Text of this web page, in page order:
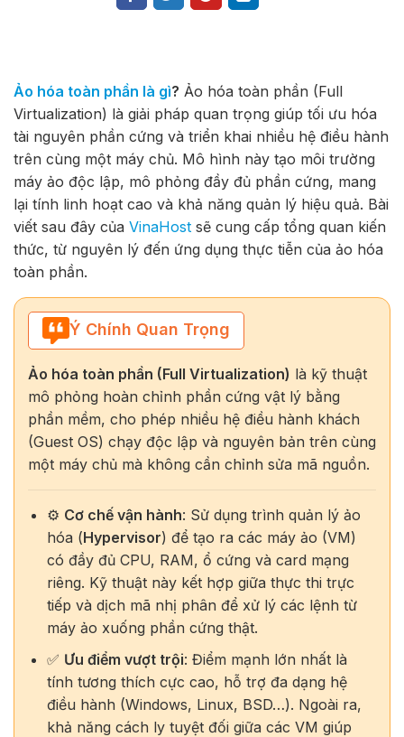
Ảo hóa toàn phần là gì? Ảo hóa toàn phần (Full
Virtualization) là giải pháp quan trọng giúp tối ưu hóa
tài nguyên phần cứng và triển khai nhiều hệ điều hành
trên cùng một máy chủ. Mô hình này tạo môi trường
máy ảo độc lập, mô phỏng đầy đủ phần cứng, mang
lại tính linh hoạt cao và khả năng quản lý hiệu quả. Bài
viết sau đây của VinaHost sẽ cung cấp tổng quan kiến
thức, từ nguyên lý đến ứng dụng thực tiễn của ảo hóa
toàn phần.
Ý Chính Quan Trọng
Ảo hóa toàn phần (Full Virtualization) là kỹ thuật
mô phỏng hoàn chỉnh phần cứng vật lý bằng
phần mềm, cho phép nhiều hệ điều hành khách
(Guest OS) chạy độc lập và nguyên bản trên cùng
một máy chủ mà không cần chỉnh sửa mã nguồn.
⚙️ Cơ chế vận hành: Sử dụng trình quản lý ảo
hóa (Hypervisor) để tạo ra các máy ảo (VM)
có đầy đủ CPU, RAM, ổ cứng và card mạng
riêng. Kỹ thuật này kết hợp giữa thực thi trực
tiếp và dịch mã nhị phân để xử lý các lệnh từ
máy ảo xuống phần cứng thật.
✅ Ưu điểm vượt trội: Điểm mạnh lớn nhất là
tính tương thích cực cao, hỗ trợ đa dạng hệ
điều hành (Windows, Linux, BSD…). Ngoài ra,
khả năng cách ly tuyệt đối giữa các VM giúp